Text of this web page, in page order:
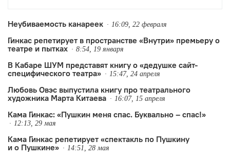
посвящённой истории современного
Неубиваемость канареек 16:09, 22 февраля
Гинкас репетирует в пространстве «Внутри» премьеру о
театре и пытках
8:54, 19 января
В Кабаре ШУМ представят книгу о «дедушке сайт-
специфического театра»
15:47, 24 апреля
Любовь Овэс выпустила книгу про театрального
художника Марта Китаева
16:07, 15 апреля
Кама Гинкас: «Пушкин меня спас. Буквально – спас!»
12:13, 29 мая
Кама Гинкас репетирует «спектакль по Пушкину
и о Пушкине»
14:51, 28 мая